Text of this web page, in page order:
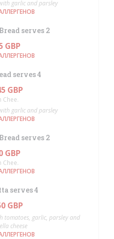
garlic and parsley
serves 2
GBP
serves 4
GBP
Chee.
garlic and parsley
serves 2
GBP
Chee.
serves 4
GBP
tomatoes, garlic, parsley and
cheese